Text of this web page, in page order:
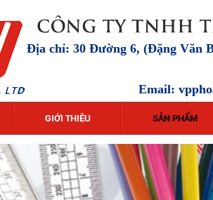
Địa chỉ: 30 Đường 6, (Đặng Văn
Email:
GIỚI THIỆU SẢN PHẨM